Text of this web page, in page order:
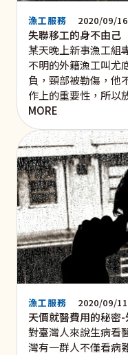
漁工服務 2020/09/16
失聯移工的身不由己
某天晚上新事漁工組
不明的外籍漁工叫尤
負，頸部被勒傷，他
作上的重要性，所以
MORE
漁工服務 2020/09/11
天價就醫費用的秘密
對臺灣人來說生病看
灣有一群人不僅看病